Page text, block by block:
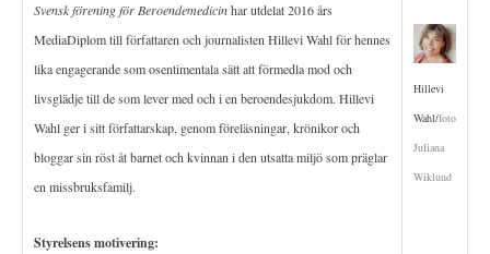
Svensk förening för Beroendemedicinhar utdelat 2016 års
MediaDiplom till författaren och journalisten Hillevi Wahl för hennes
lika engagerande som osentimentala sätt att förmedla mod och
livsglädje till de som lever med och i en beroendesjukdom. Hillevi
Wahl ger i sitt författarskap, genom föreläsningar, krönikor och
bloggar sin röst åt barnet och kvinnan i den utsatta miljö som präglar
en missbruksfamilj.
Styrelsens motivering:
Hillevi
Wahl/foto
Juliana
Wiklund